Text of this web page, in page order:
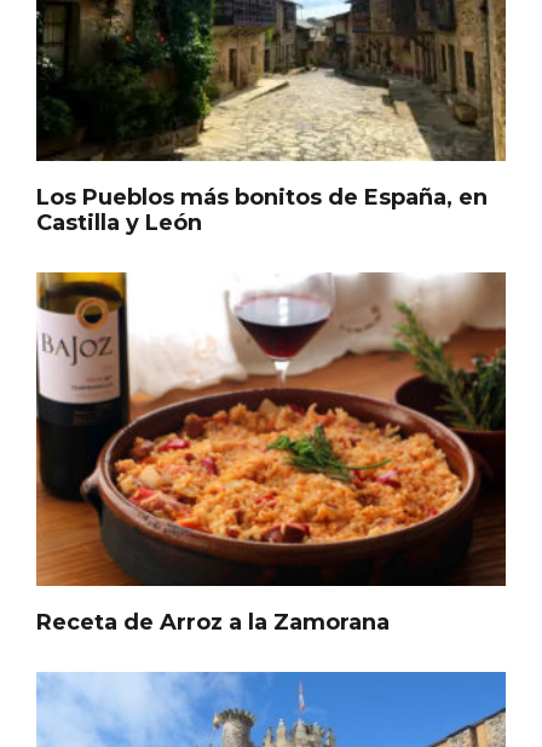
Los Pueblos más bonitos de España, en
Castilla y León
Receta de Arroz a la Zamorana
Belén segoviano, otra escusa más para
visitar Sepúlveda estas Navidades